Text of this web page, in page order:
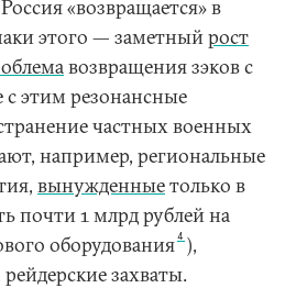
«возвращается» в
этого — заметныйрост
возвращения зэков с
этим резонансные
частных военных
например, региональные
вынужденныетолько в
почти 1 млрд рублей на
оборудования4 ),
захваты.